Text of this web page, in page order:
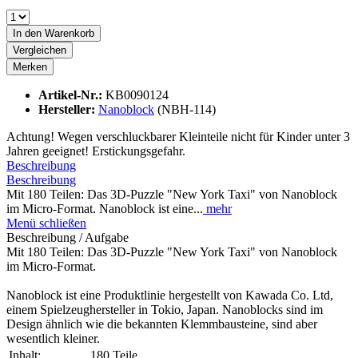
In den Warenkorb
Vergleichen
Merken
Artikel-Nr.: KB0090124
Hersteller: Nanoblock (NBH-114)
Achtung! Wegen verschluckbarer Kleinteile nicht für Kinder unter 3
Jahren geeignet! Erstickungsgefahr.
Beschreibung
Beschreibung
Mit 180 Teilen: Das 3D-Puzzle "New York Taxi" von Nanoblock
im Micro-Format. Nanoblock ist eine... mehr
Menü schließen
Beschreibung / Aufgabe
Mit 180 Teilen: Das 3D-Puzzle "New York Taxi" von Nanoblock
im Micro-Format.
Nanoblock ist eine Produktlinie hergestellt von Kawada Co. Ltd,
einem Spielzeughersteller in Tokio, Japan. Nanoblocks sind im
Design ähnlich wie die bekannten Klemmbausteine, sind aber
wesentlich kleiner.